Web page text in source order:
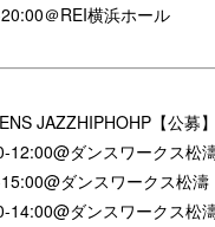
＠REI横浜ホール
JAZZHIPHOHP【公募】
12:00@ダンスワークス松
ダンスワークス松濤
14:00@ダンスワークス松